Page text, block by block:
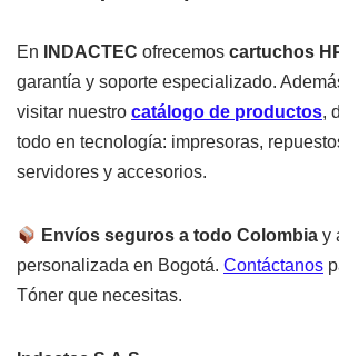
En INDACTEC ofrecemos cartuchos
garantía y soporte especializado.
visitar nuestro catálogo de productos,
todo en tecnología: impresoras,
servidores y accesorios.
Envíos seguros a todo Colombia y
personalizada en Bogotá. Contáctanos
Tóner que necesitas.